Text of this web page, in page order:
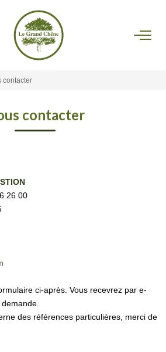
VENTES
GESTION
AGENCE
CONTACT
contacter
contacter
26 00
ci-après. Vous recevrez par e-
des références particulières, merci de